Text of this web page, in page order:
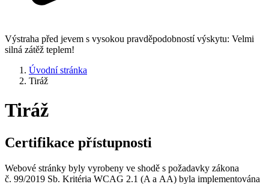
Výstraha před jevem s vysokou pravděpodobností výskytu: Velmi
silná zátěž teplem!
Úvodní stránka
Tiráž
Tiráž
Certifikace přístupnosti
Webové stránky byly vyrobeny ve shodě s požadavky zákona
č. 99/2019 Sb. Kritéria WCAG 2.1 (A a AA) byla implementována